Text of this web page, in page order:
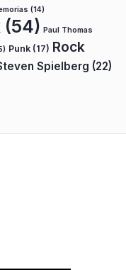
(14)
(54) Paul Thomas
Punk (17) Rock
Spielberg (22)